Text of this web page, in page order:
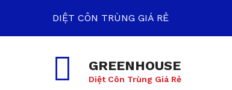
DIỆT CÔN TRÙNG GIÁ RẺ
GREENHOUSE
Diệt Côn Trùng Giá Rẻ